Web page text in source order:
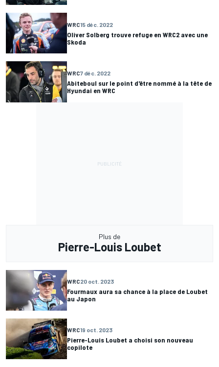
WRC15 déc. 2022
Oliver Solberg trouve refuge en WRC2 avec une
Skoda
WRC7 déc. 2022
Abiteboul sur le point d'être nommé à la tête de
Hyundai en WRC
Plus de
Pierre-Louis Loubet
WRC20 oct. 2023
Fourmaux aura sa chance à la place de Loubet
au Japon
WRC19 oct. 2023
Pierre-Louis Loubet a choisi son nouveau
copilote